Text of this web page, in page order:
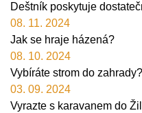
Deštník poskytuje
08. 11. 2024
Jak se hraje házená?
08. 10. 2024
Vybíráte strom do
03. 09. 2024
Vyrazte s karavanem do